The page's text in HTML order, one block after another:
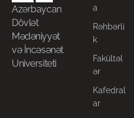
Azərbaycan
Dövlət
Mədəniyyət
və İncəsənət
Universiteti
a
Rəhbərli
k
Fakültəl
ər
Kafedral
ar